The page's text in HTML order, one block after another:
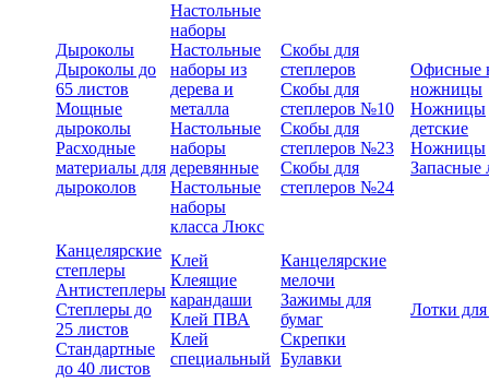
Дыроколы
Дыроколы до
65 листов
Мощные
дыроколы
Расходные
материалы для
дыроколов
Настольные
наборы
Настольные
наборы из
дерева и
металла
Настольные
наборы
деревянные
Настольные
наборы
класса Люкс
Скобы для
степлеров
Скобы для
степлеров №10
Скобы для
степлеров №23
Скобы для
степлеров №24
Офисные
ножницы
Ножницы
детские
Ножницы
Запасные
Канцелярские
степлеры
Антистеплеры
Степлеры до
25 листов
Стандартные
до 40 листов
Клей
Клеящие
карандаши
Клей ПВА
Клей
специальный
Канцелярские
мелочи
Зажимы для
бумаг
Скрепки
Булавки
Лотки